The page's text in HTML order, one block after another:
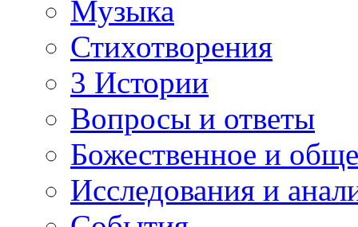
Музыка
Стихотворения
3 Истории
Вопросы и ответы
Божественное и
Исследования и